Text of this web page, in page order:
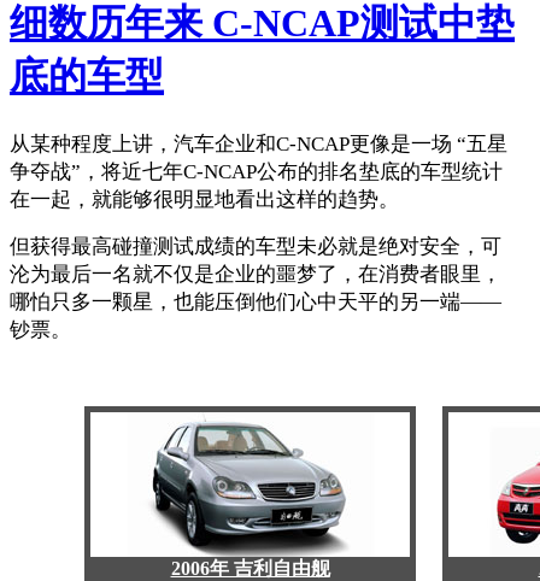
细数历年来 C-NCAP测试中垫
底的车型
从某种程度上讲，汽车企业和C-NCAP更像是一场 “五星
争夺战”，将近七年C-NCAP公布的排名垫底的车型统计
在一起，就能够很明显地看出这样的趋势。
但获得最高碰撞测试成绩的车型未必就是绝对安全，可
沦为最后一名就不仅是企业的噩梦了，在消费者眼里，
哪怕只多一颗星，也能压倒他们心中天平的另一端——
钞票。
2006年 吉利自由舰